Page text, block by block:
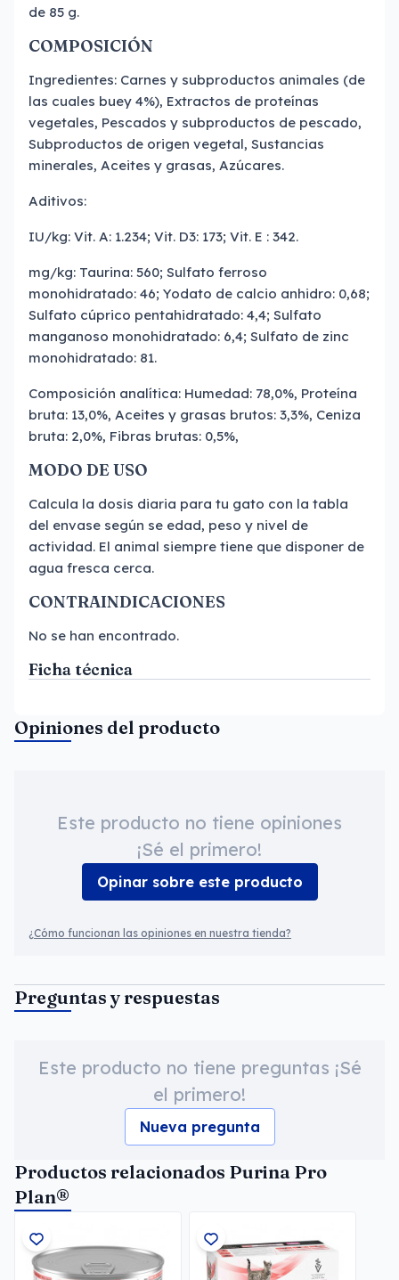
de 85 g.
COMPOSICIÓN
Ingredientes: Carnes y subproductos animales (de
las cuales buey 4%), Extractos de proteínas
vegetales, Pescados y subproductos de pescado,
Subproductos de origen vegetal, Sustancias
minerales, Aceites y grasas, Azúcares.
Aditivos:
IU/kg: Vit. A: 1.234; Vit. D3: 173; Vit. E : 342.
mg/kg: Taurina: 560; Sulfato ferroso
monohidratado: 46; Yodato de calcio anhidro: 0,68;
Sulfato cúprico pentahidratado: 4,4; Sulfato
manganoso monohidratado: 6,4; Sulfato de zinc
monohidratado: 81.
Composición analítica: Humedad: 78,0%, Proteína
bruta: 13,0%, Aceites y grasas brutos: 3,3%, Ceniza
bruta: 2,0%, Fibras brutas: 0,5%,
MODO DE USO
Calcula la dosis diaria para tu gato con la tabla
del envase según se edad, peso y nivel de
actividad. El animal siempre tiene que disponer de
agua fresca cerca.
CONTRAINDICACIONES
No se han encontrado.
Ficha técnica
Opiniones del producto
Este producto no tiene opiniones
¡Sé el primero!
Opinar sobre este producto
¿Cómo funcionan las opiniones en nuestra tienda?
Preguntas y respuestas
Este producto no tiene preguntas ¡Sé
el primero!
Nueva pregunta
Productos relacionados Purina Pro
Plan®